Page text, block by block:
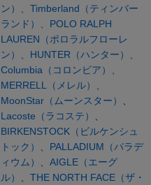
ン）、 Timberland（ティンバー
ランド）、 POLO RALPH
LAUREN（ポロラルフローレ
ン）、 HUNTER（ハンター）、
Columbia（コロンビア）、
MERRELL（メレル）、
MoonStar（ムーンスター）
、
Lacoste（ラコステ）
、
BIRKENSTOCK（ビルケンシュ
トック）
、 PALLADIUM（パラデ
ィウム）
、 AIGLE（エーグ
ル）
、 THE NORTH FACE（ザ・